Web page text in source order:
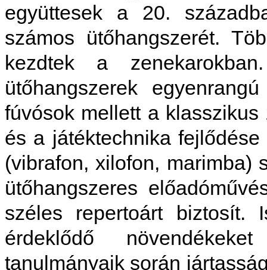
együttesek a 20.
számos ütőhangszerét.
kezdtek a
ütőhangszerek
fúvósok mellett a
és a játéktechnika
(vibrafon, xilofon, marimba)
ütőhangszeres
széles repertoárt biztosít.
érdeklődő
tanulmányaik során